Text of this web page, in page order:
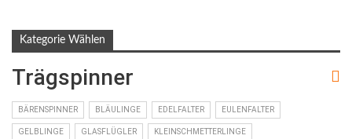
Kategorie Wählen
Trägspinner
BÄRENSPINNER BLÄULINGE EDELFALTER EULENFALTER
GELBLINGE GLASFLÜGLER KLEINSCHMETTERLINGE